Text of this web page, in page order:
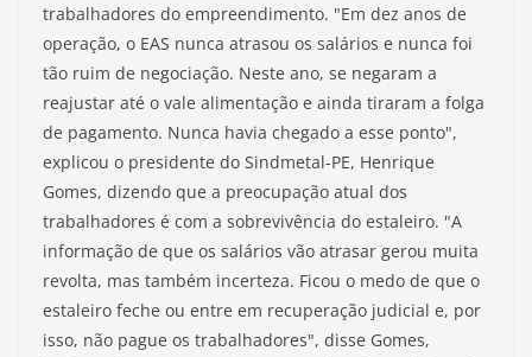
trabalhadores do empreendimento. "Em dez anos de
operação, o EAS nunca atrasou os salários e nunca foi
tão ruim de negociação. Neste ano, se negaram a
reajustar até o vale alimentação e ainda tiraram a folga
de pagamento. Nunca havia chegado a esse ponto",
explicou o presidente do Sindmetal-PE, Henrique
Gomes, dizendo que a preocupação atual dos
trabalhadores é com a sobrevivência do estaleiro. "A
informação de que os salários vão atrasar gerou muita
revolta, mas também incerteza. Ficou o medo de que o
estaleiro feche ou entre em recuperação judicial e, por
isso, não pague os trabalhadores", disse Gomes,